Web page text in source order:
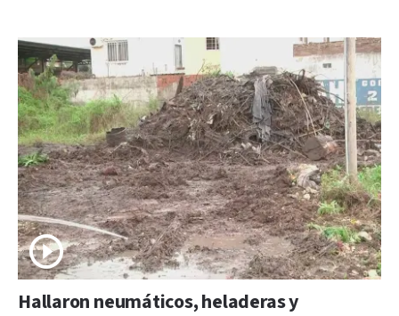
Hallaron neumáticos, heladeras y